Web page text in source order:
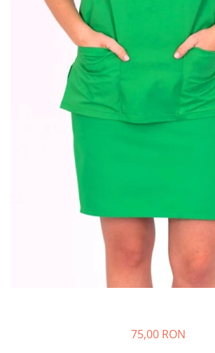
Bluze Maria
Halate medicale femei
Halate medicale barbati
Halate medicale P2 cu fluturas
Halate medicale cu nasturi
Halate medicale cu fermoar
Halate medicale polar - unisex
Halate medicale albe
Fuste, Sarafane
75,00 RON